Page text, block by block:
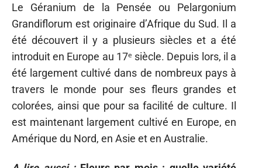
Le Géranium de la Pensée ou Pelargonium
Grandiflorum est originaire d’Afrique du Sud. Il a
été découvert il y a plusieurs siècles et a été
introduit en Europe au 17ᵉ siècle. Depuis lors, il a
été largement cultivé dans de nombreux pays à
travers le monde pour ses fleurs grandes et
colorées, ainsi que pour sa facilité de culture. Il
est maintenant largement cultivé en Europe, en
Amérique du Nord, en Asie et en Australie.